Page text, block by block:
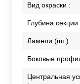
Вид окраски :
Глубина
Ламели (шт.) :
Боковые
Центральная